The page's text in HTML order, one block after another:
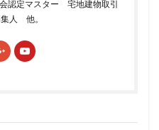
認定マスター 宅地建物取引
人 他。